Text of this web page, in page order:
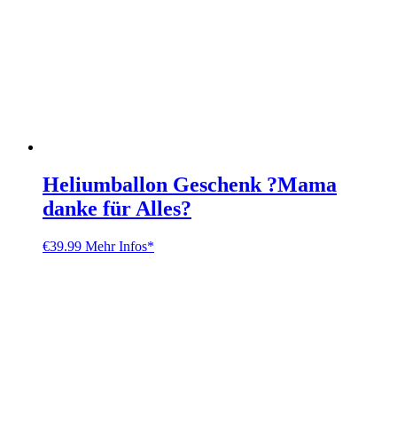
Heliumballon Geschenk ?Mama
danke für Alles?
€39.99 Mehr Infos*